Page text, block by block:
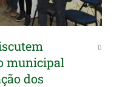
municipal
dos
0